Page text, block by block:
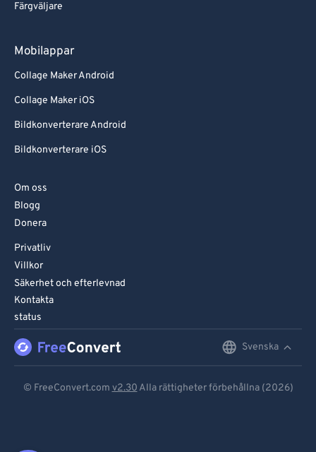
Färgväljare
Mobilappar
Collage Maker Android
Collage Maker iOS
Bildkonverterare Android
Bildkonverterare iOS
Om oss
Blogg
Donera
Privatliv
Villkor
Säkerhet och efterlevnad
Kontakta
status
Svenska
© FreeConvert.com v2.30 Alla rättigheter förbehållna (2026)